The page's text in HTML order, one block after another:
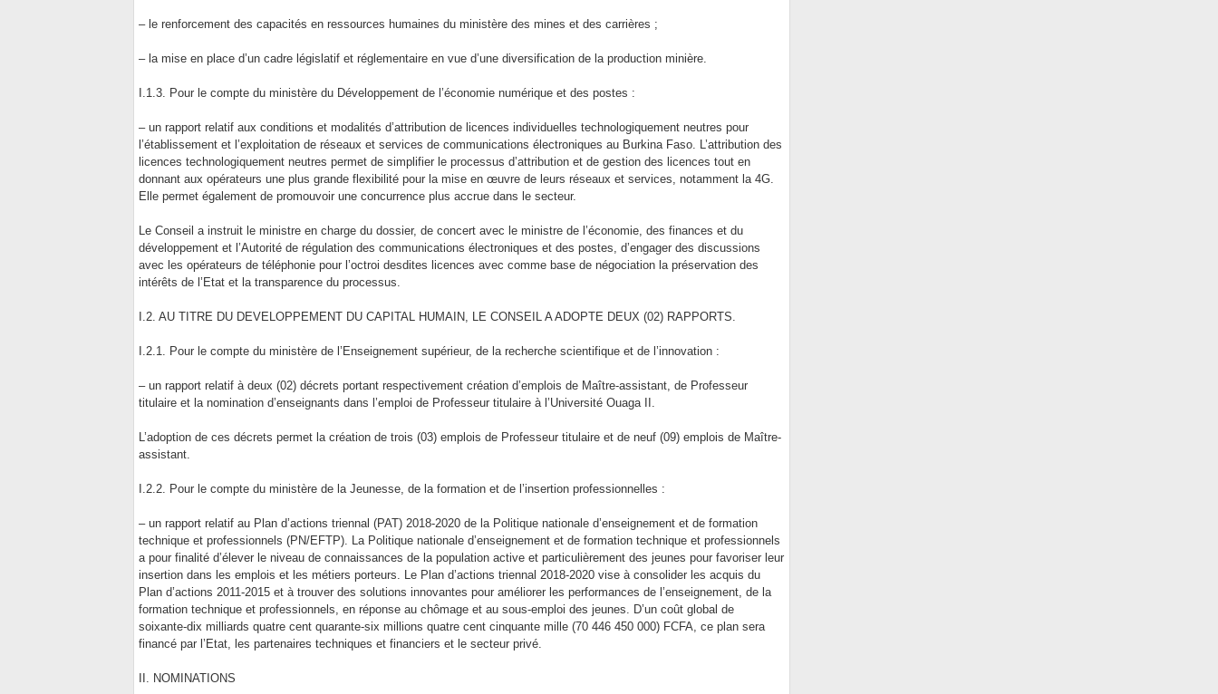
– le renforcement des capacités en ressources humaines du ministère des mines et des carrières ;
– la mise en place d’un cadre législatif et réglementaire en vue d’une diversification de la production minière.
I.1.3. Pour le compte du ministère du Développement de l’économie numérique et des postes :
– un rapport relatif aux conditions et modalités d’attribution de licences individuelles technologiquement neutres pour
l’établissement et l’exploitation de réseaux et services de communications électroniques au Burkina Faso. L’attribution des
licences technologiquement neutres permet de simplifier le processus d’attribution et de gestion des licences tout en
donnant aux opérateurs une plus grande flexibilité pour la mise en œuvre de leurs réseaux et services, notamment la 4G.
Elle permet également de promouvoir une concurrence plus accrue dans le secteur.
Le Conseil a instruit le ministre en charge du dossier, de concert avec le ministre de l’économie, des finances et du
développement et l’Autorité de régulation des communications électroniques et des postes, d’engager des discussions
avec les opérateurs de téléphonie pour l’octroi desdites licences avec comme base de négociation la préservation des
intérêts de l’Etat et la transparence du processus.
I.2. AU TITRE DU DEVELOPPEMENT DU CAPITAL HUMAIN, LE CONSEIL A ADOPTE DEUX (02) RAPPORTS.
I.2.1. Pour le compte du ministère de l’Enseignement supérieur, de la recherche scientifique et de l’innovation :
– un rapport relatif à deux (02) décrets portant respectivement création d’emplois de Maître-assistant, de Professeur
titulaire et la nomination d’enseignants dans l’emploi de Professeur titulaire à l’Université Ouaga II.
L’adoption de ces décrets permet la création de trois (03) emplois de Professeur titulaire et de neuf (09) emplois de Maître-
assistant.
I.2.2. Pour le compte du ministère de la Jeunesse, de la formation et de l’insertion professionnelles :
– un rapport relatif au Plan d’actions triennal (PAT) 2018-2020 de la Politique nationale d’enseignement et de formation
technique et professionnels (PN/EFTP). La Politique nationale d’enseignement et de formation technique et professionnels
a pour finalité d’élever le niveau de connaissances de la population active et particulièrement des jeunes pour favoriser leur
insertion dans les emplois et les métiers porteurs. Le Plan d’actions triennal 2018-2020 vise à consolider les acquis du
Plan d’actions 2011-2015 et à trouver des solutions innovantes pour améliorer les performances de l’enseignement, de la
formation technique et professionnels, en réponse au chômage et au sous-emploi des jeunes. D’un coût global de
soixante-dix milliards quatre cent quarante-six millions quatre cent cinquante mille (70 446 450 000) FCFA, ce plan sera
financé par l’Etat, les partenaires techniques et financiers et le secteur privé.
II. NOMINATIONS